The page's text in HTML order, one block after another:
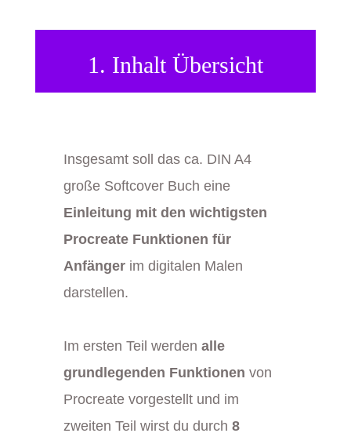
1. Inhalt Übersicht
Insgesamt soll das ca. DIN A4
große Softcover Buch eine
Einleitung mit den wichtigsten
Procreate Funktionen für
Anfängerim digitalen Malen
darstellen.
Im ersten Teil werden alle
grundlegenden Funktionen von
Procreate vorgestellt und im
zweiten Teil wirst du durch 8